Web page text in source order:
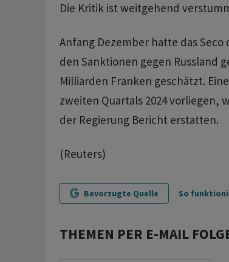
Die Kritik ist weitgehend
Anfang Dezember hatte das
den Sanktionen gegen Russland
Milliarden Franken geschätzt.
zweiten Quartals 2024 vorliegen,
der Regierung Bericht erstatten.
(Reuters)
Bevorzugte Quelle So
THEMEN PER E-MAIL